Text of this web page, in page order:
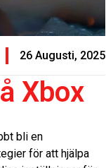
26 Augusti, 2025
Xbox
bli en
för att hjälpa